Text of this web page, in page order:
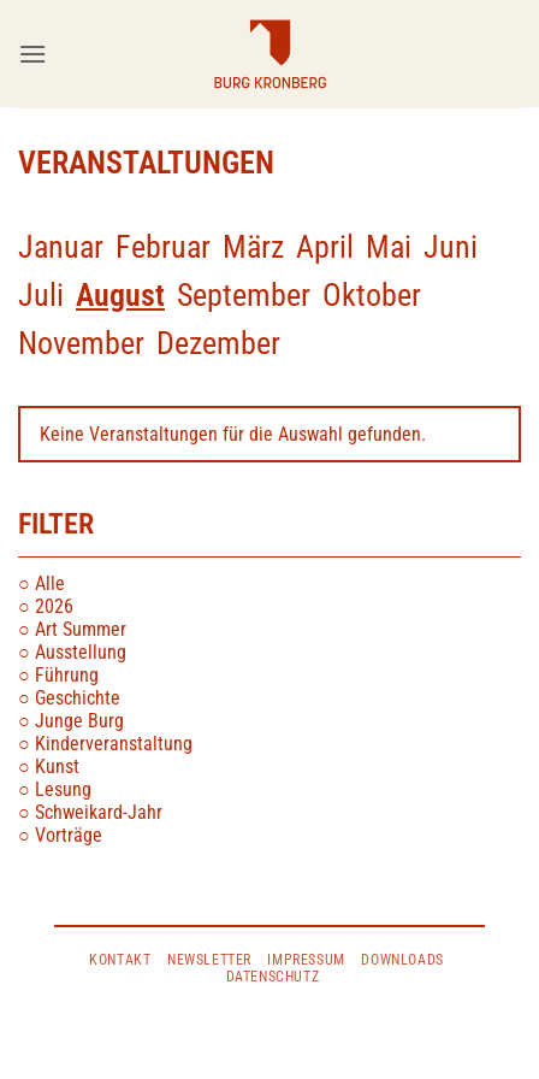
Inhalt
VERANSTALTUNGEN
Januar Februar März April Mai Juni
Juli August September Oktober
November Dezember
Keine Veranstaltungen für die Auswahl gefunden.
FILTER
Alle
2026
Art Summer
Ausstellung
Führung
Geschichte
Junge Burg
Kinderveranstaltung
Kunst
Lesung
Schweikard-Jahr
Vorträge
KONTAKT NEWSLETTER IMPRESSUM
DOWNLOADS
DATENSCHUTZ